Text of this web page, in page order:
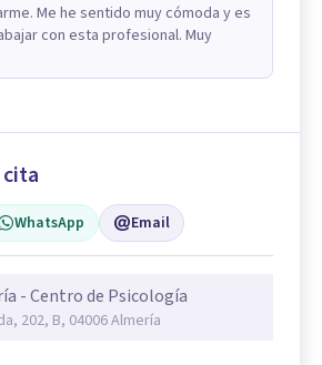
Me he sentido muy cómoda y es
con esta profesional. Muy
WhatsApp Email
- Centro de Psicología
202, B, 04006 Almería